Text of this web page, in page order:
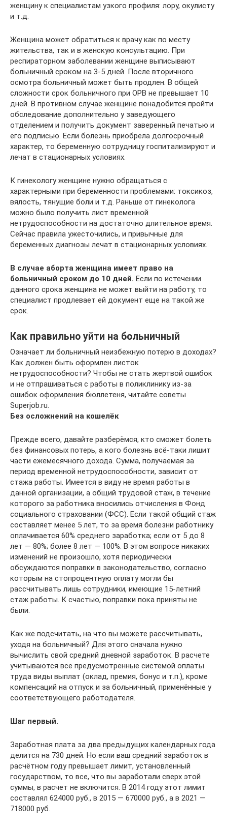
женщину к специалистам узкого профиля: лору, окулисту
и т.д.
Женщина может обратиться к врачу как по месту
жительства, так и в женскую консультацию. При
респираторном заболевании женщине выписывают
больничный сроком на 3-5 дней. После вторичного
осмотра больничный может быть продлен. В общей
сложности срок больничного при ОРВ не превышает 10
дней. В противном случае женщине понадобится пройти
обследование дополнительно у заведующего
отделением и получить документ заверенный печатью и
его подписью. Если болезнь приобрела долгосрочный
характер, то беременную сотрудницу госпитализируют и
лечат в стационарных условиях.
К гинекологу женщине нужно обращаться с
характерными при беременности проблемами: токсикоз,
вялость, тянущие боли и т.д. Раньше от гинеколога
можно было получить лист временной
нетрудоспособности на достаточно длительное время.
Сейчас правила ужесточились, и привычные для
беременных диагнозы лечат в стационарных условиях.
В случае аборта женщина имеет право на
больничный сроком до 10 дней. Если по истечении
данного срока женщина не может выйти на работу, то
специалист продлевает ей документ еще на такой же
срок.
Как правильно уйти на больничный
Означает ли больничный неизбежную потерю в доходах?
Как должен быть оформлен листок
нетрудоспособности? Чтобы не стать жертвой ошибок
и не отпрашиваться с работы в поликлинику из-за
ошибок оформления бюллетеня, читайте советы
Superjob.ru.
Без осложнений на кошелёк
Прежде всего, давайте разберёмся, кто сможет болеть
без финансовых потерь, а кого болезнь всё-таки лишит
части ежемесячного дохода. Сумма, получаемая за
период временной нетрудоспособности, зависит от
стажа работы. Имеется в виду не время работы в
данной организации, а общий трудовой стаж, в течение
которого за работника вносились отчисления в Фонд
социального страховании (ФСС). Если такой общий стаж
составляет менее 5 лет, то за время болезни работнику
оплачивается 60% среднего заработка; если от 5 до 8
лет — 80%; более 8 лет — 100%. В этом вопросе никаких
изменений не произошло, хотя периодически
обсуждаются поправки в законодательство, согласно
которым на стопроцентную оплату могли бы
рассчитывать лишь сотрудники, имеющие 15-летний
стаж работы. К счастью, поправки пока приняты не
были.
Как же подсчитать, на что вы можете рассчитывать,
уходя на больничный? Для этого сначала нужно
вычислить свой средний дневной заработок. В расчете
учитываются все предусмотренные системой оплаты
труда виды выплат (оклад, премия, бонус и т.п.), кроме
компенсаций на отпуск и за больничный, применённые у
соответствующего работодателя.
Шаг первый.
Заработная плата за два предыдущих календарных года
делится на 730 дней. Но если ваш средний заработок в
расчётном году превышает лимит, установленный
государством, то все, что вы заработали сверх этой
суммы, в расчет не включится. В 2014 году этот лимит
составлял 624000 руб., в 2015 — 670000 руб., а в 2021 —
718000 руб.